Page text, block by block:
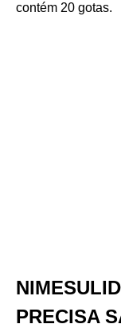
contém 20 gotas.
PRECISA